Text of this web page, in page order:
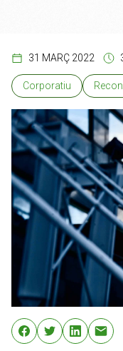
31 MARÇ 2022
Corporatiu